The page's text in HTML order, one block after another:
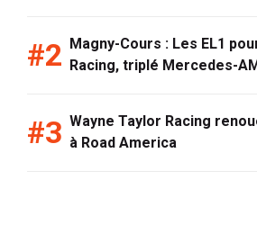
Magny-Cours : Les EL1
Racing, triplé Mercedes-
Wayne Taylor Racing
à Road America